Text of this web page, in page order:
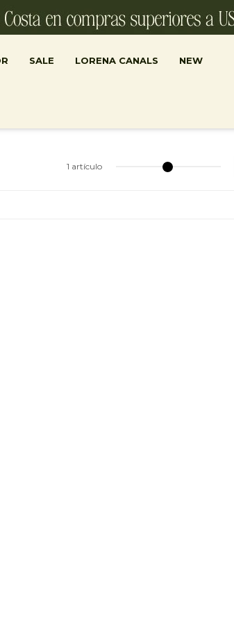
SALE LORENA CANALS NEW
1 artículo